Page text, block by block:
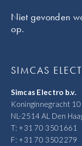
Niet gevonden
op.
SIMCAS
Simcas Electro b.v.
Koninginnegracht
NL-2514 AL Den
T: +31 70 3501661
F: +31 70 3502279